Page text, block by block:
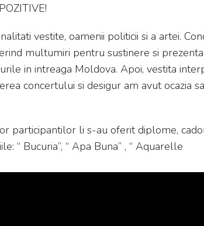
vestite, oamenii politicii si a artei.
multumiri pentru sustinere si
in intreaga Moldova. Apoi, vestita
concertului si desigur am avut ocazia
participantilor li s-au oferit diplome,
“ Bucuria”, “ Apa Buna” , “ Aquarelle